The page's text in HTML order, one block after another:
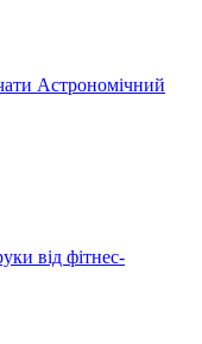
Астрономічний
від фітнес-